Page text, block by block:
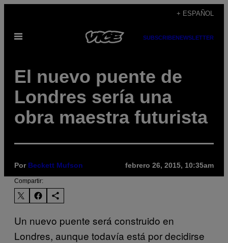
contenido
+ ESPAÑOL
Abrir
SUBSCRIBENEWSLETTER
El nuevo puente de
Londres sería una
obra maestra futurista
Por Beckett Mufson febrero 26, 2015, 10:35am
Compartir:
Un nuevo puente será construido en
Londres, aunque todavía está por decidirse